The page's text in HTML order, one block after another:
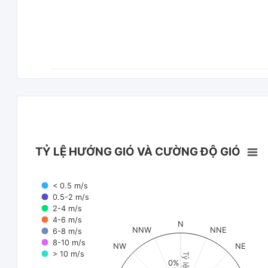
TỶ LỆ HƯỚNG GIÓ VÀ CƯỜNG ĐỘ GIÓ
< 0.5 m/s
0.5-2 m/s
2-4 m/s
4-6 m/s
6-8 m/s
8-10 m/s
> 10 m/s
N
NNE
NE
NW
NNW
0%